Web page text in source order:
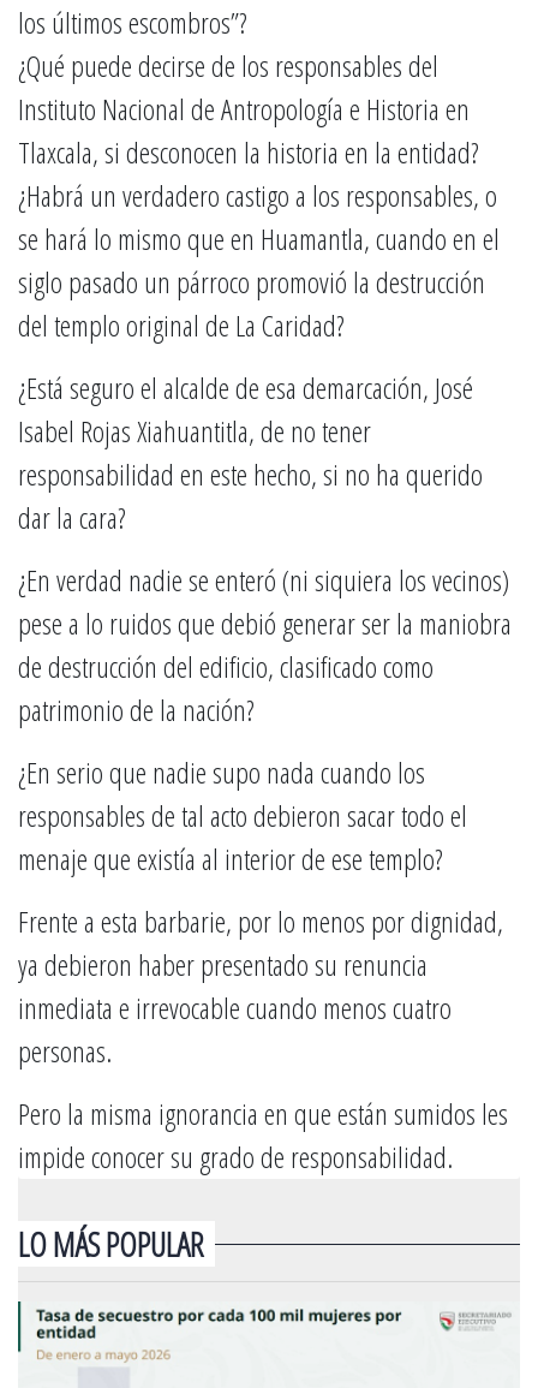
los últimos escombros”?
¿Qué puede decirse de los responsables del
Instituto Nacional de Antropología e Historia en
Tlaxcala, si desconocen la historia en la entidad?
¿Habrá un verdadero castigo a los responsables, o
se hará lo mismo que en Huamantla, cuando en el
siglo pasado un párroco promovió la destrucción
del templo original de La Caridad?
¿Está seguro el alcalde de esa demarcación, José
Isabel Rojas Xiahuantitla, de no tener
responsabilidad en este hecho, si no ha querido
dar la cara?
¿En verdad nadie se enteró (ni siquiera los vecinos)
pese a lo ruidos que debió generar ser la maniobra
de destrucción del edificio, clasificado como
patrimonio de la nación?
¿En serio que nadie supo nada cuando los
responsables de tal acto debieron sacar todo el
menaje que existía al interior de ese templo?
Frente a esta barbarie, por lo menos por dignidad,
ya debieron haber presentado su renuncia
inmediata e irrevocable cuando menos cuatro
personas.
Pero la misma ignorancia en que están sumidos les
impide conocer su grado de responsabilidad.
LO MÁS POPULAR